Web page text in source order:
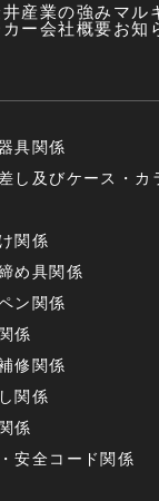
産業の強み マル
ー会社概要お知
具関係
し及びケース・カ
関係
め具関係
ン関係
係
修関係
関係
係
安全コード関係